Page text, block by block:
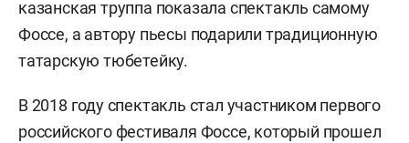
казанская труппа показала спектакль самому
Фоссе, а автору пьесы подарили традиционную
татарскую тюбетейку.
В 2018 году спектакль стал участником первого
российского фестиваля Фоссе, который прошел